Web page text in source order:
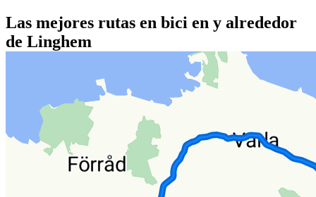
Las mejores rutas en bici en y alrededor
de Linghem